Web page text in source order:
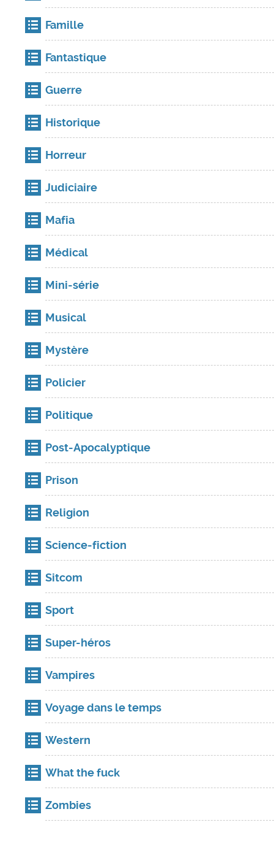
Famille
Fantastique
Guerre
Historique
Horreur
Judiciaire
Mafia
Médical
Mini-série
Musical
Mystère
Policier
Politique
Post-Apocalyptique
Prison
Religion
Science-fiction
Sitcom
Sport
Super-héros
Vampires
Voyage dans le temps
Western
What the fuck
Zombies